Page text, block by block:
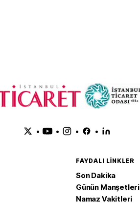
• • • •
FAYDALI LINKLER
Son Dakika
Günün Manşetleri
Namaz Vakitleri